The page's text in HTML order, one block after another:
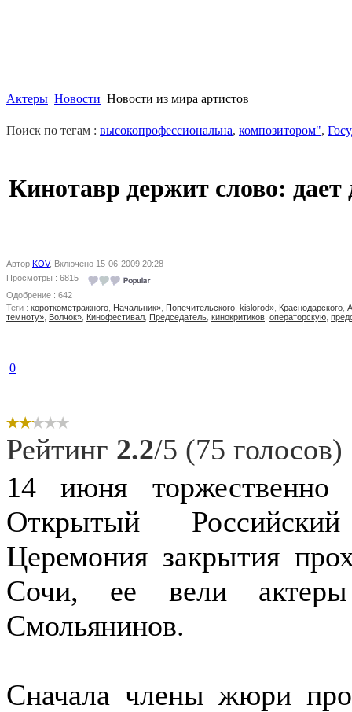
Актеры Новости Новости из мира артистов
Поиск по тегам : высокопрофессиональна, композитором",
Кинотавр держит слово:
Автор KOV, Включено 15-06-2009 20:28
Просмотры : 6815
Одобрение : 642
Теги : короткометражного Начальник» Попечительского kislorod» Краснодарского
темноту» Волчок» Кинофестивал Председатель кинокритиков операторскую
0
Рейтинг 2.2/5 (75 голосов)
14 июня
Открытый
Церемония закрытия
Сочи, ее вели
Смольянинов.
Сначала члены жюри